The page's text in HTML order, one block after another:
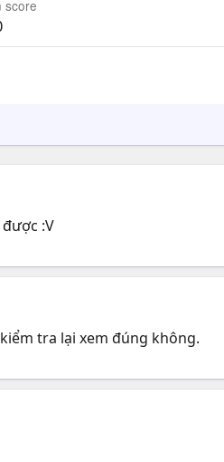
score
:V
tra lại xem đúng không.